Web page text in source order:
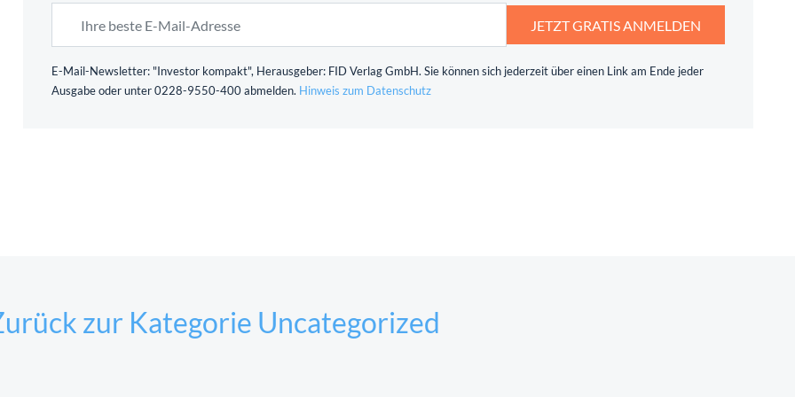
JETZT GRATIS ANMELDEN
E-Mail-Newsletter: "Investor kompakt", Herausgeber: FID Verlag GmbH. Sie können sich jederzeit über einen Link am Ende jeder
Ausgabe oder unter 0228-9550-400 abmelden. Hinweis zum Datenschutz
zur Kategorie Uncategorized